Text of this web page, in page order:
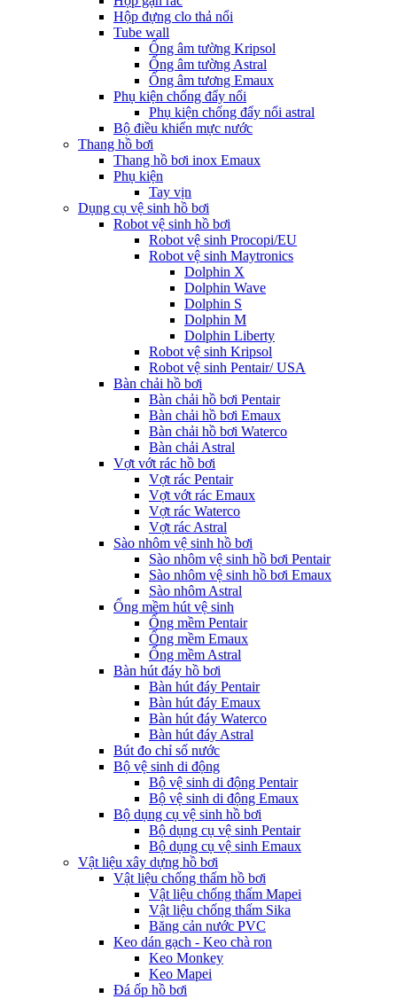
Hộp đựng clo thả nổi
Tube wall
Ống âm tường Kripsol
Ống âm tường Astral
Ống âm tương Emaux
Phụ kiện chống đẩy nổi
Phụ kiện chống đẩy nổi astral
Bộ điều khiển mực nước
Thang hồ bơi
Thang hồ bơi inox Emaux
Phụ kiện
Tay vịn
Dụng cụ vệ sinh hồ bơi
Robot vệ sinh hồ bơi
Robot vệ sinh Procopi/EU
Robot vệ sinh Maytronics
Dolphin X
Dolphin Wave
Dolphin S
Dolphin M
Dolphin Liberty
Robot vệ sinh Kripsol
Robot vệ sinh Pentair/ USA
Bàn chải hồ bơi
Bàn chải hồ bơi Pentair
Bàn chải hồ bơi Emaux
Bàn chải hồ bơi Waterco
Bàn chải Astral
Vợt vớt rác hồ bơi
Vợt rác Pentair
Vợt vớt rác Emaux
Vợt rác Waterco
Vợt rác Astral
Sào nhôm vệ sinh hồ bơi
Sào nhôm vệ sinh hồ bơi Pentair
Sào nhôm vệ sinh hồ bơi Emaux
Sào nhôm Astral
Ống mềm hút vệ sinh
Ống mềm Pentair
Ống mềm Emaux
Ống mềm Astral
Bàn hút đáy hồ bơi
Bàn hút đáy Pentair
Bàn hút đáy Emaux
Bàn hút đáy Waterco
Bàn hút đáy Astral
Bút đo chỉ số nước
Bộ vệ sinh di động
Bộ vệ sinh di động Pentair
Bộ vệ sinh di động Emaux
Bộ dụng cụ vệ sinh hồ bơi
Bộ dụng cụ vệ sinh Pentair
Bộ dụng cụ vệ sinh Emaux
Vật liệu xây dựng hồ bơi
Vật liệu chống thấm hồ bơi
Vật liệu chống thấm Mapei
Vật liệu chống thấm Sika
Băng cản nước PVC
Keo dán gạch - Keo chà ron
Keo Monkey
Keo Mapei
Đá ốp hồ bơi